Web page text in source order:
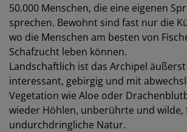
50.000 Menschen, die eine eigenen
sprechen. Bewohnt sind fast nur die
wo die Menschen am besten von
Schafzucht leben können.
Landschaftlich ist das Archipel
interessant, gebirgig und mit
Vegetation wie Aloe oder
wieder Höhlen, unberührte und wilde,
undurchdringliche Natur.